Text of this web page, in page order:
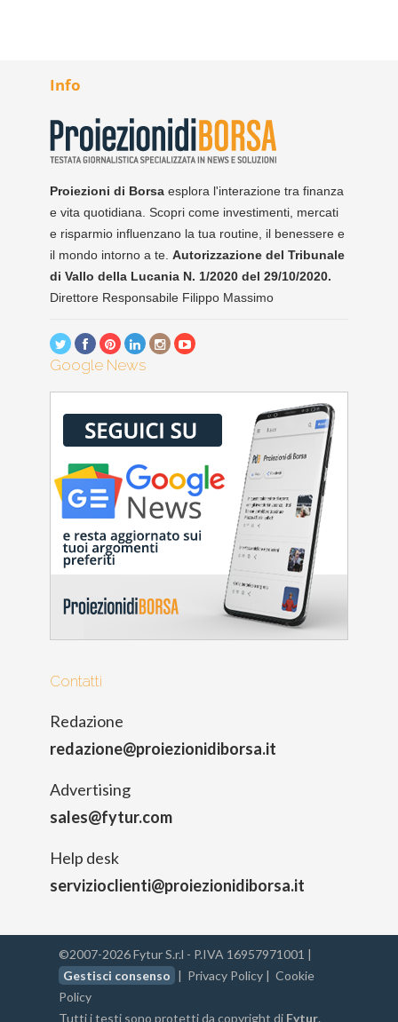
Info
Proiezioni di Borsa esplora l'interazione tra finanza
e vita quotidiana. Scopri come investimenti, mercati
e risparmio influenzano la tua routine, il benessere e
il mondo intorno a te. Autorizzazione del Tribunale
di Vallo della Lucania N. 1/2020 del 29/10/2020.
Direttore Responsabile Filippo Massimo
Google News
Contatti
Redazione
redazione@proiezionidiborsa.it
Advertising
sales@fytur.com
Help desk
servizioclienti@proiezionidiborsa.it
©2007-2026 Fytur S.r.l - P.IVA 16957971001 |
Gestisci consenso | Privacy Policy | Cookie
Policy
Tutti i testi sono protetti da copyright di Fytur.